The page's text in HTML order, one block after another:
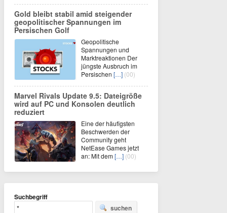
Gold bleibt stabil amid steigender
geopolitischer Spannungen im
Persischen Golf
Geopolitische
Spannungen und
Marktreaktionen Der
jüngste Ausbruch im
Persischen […] (00)
Marvel Rivals Update 9.5: Dateigröße
wird auf PC und Konsolen deutlich
reduziert
Eine der häufigsten
Beschwerden der
Community geht
NetEase Games jetzt
an: Mit dem[…] (00)
Suchbegriff
suchen